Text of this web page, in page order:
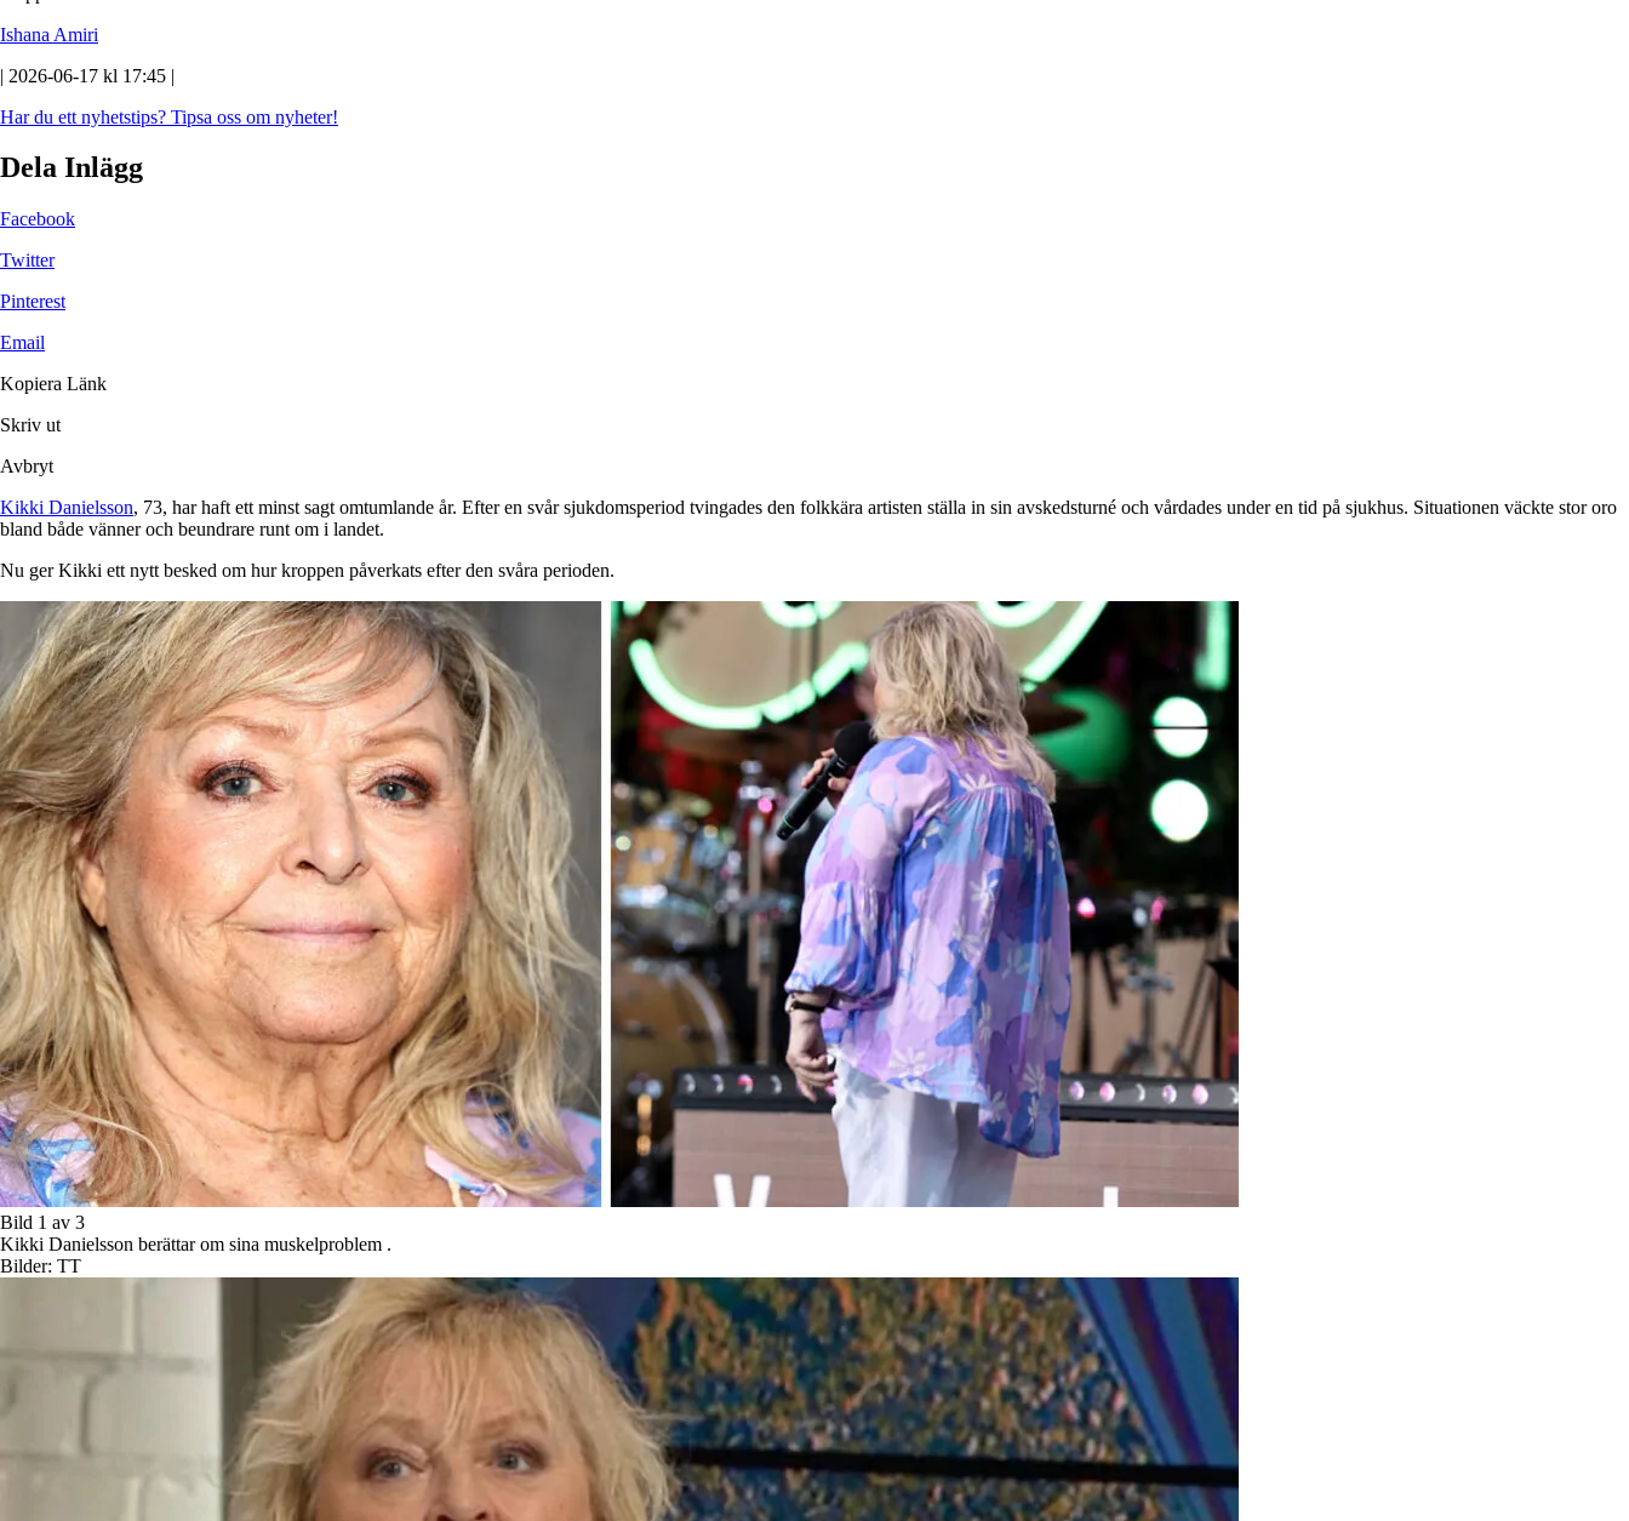
Ishana Amiri
| 2026-06-17 kl 17:45 |
Har du ett nyhetstips? Tipsa oss om nyheter!
Dela Inlägg
Facebook
Twitter
Pinterest
Email
Kopiera Länk
Skriv ut
Avbryt
Kikki Danielsson, 73, har haft ett minst sagt omtumlande år. Efter en svår sjukdomsperiod tvingades den folkkära artisten ställa in sin avskedsturné och vårdades under en tid på sjukhus. Situationen väckte stor oro
bland både vänner och beundrare runt om i landet.
Nu ger Kikki ett nytt besked om hur kroppen påverkats efter den svåra perioden.
Bild 1 av 3
Kikki Danielsson berättar om sina muskelproblem .
Bilder: TT